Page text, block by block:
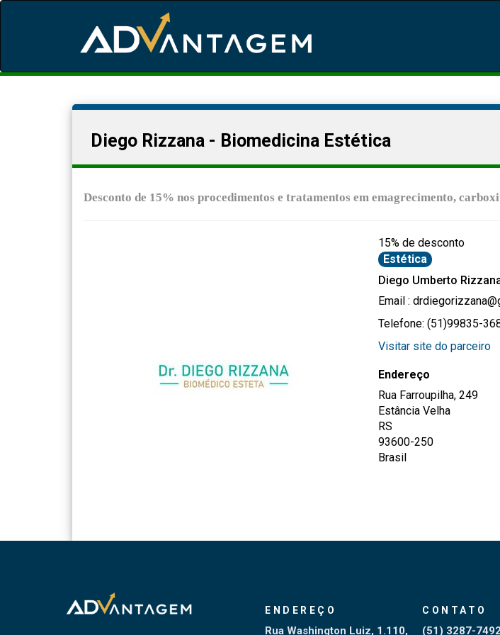
Diego Rizzana - Biomedicina Estética
Desconto de 15% nos procedimentos e tratamentos em emagrecimento,
15% de desconto
Estética
Diego Umberto
Email :
Telefone: (51)99835-
Visitar site do parceiro
Endereço
Rua Farroupilha, 249
Estância Velha
RS
93600-250
Brasil
ENDEREÇO
Rua Washington Luiz, 1.110,
CONTATO
(51) 3287-7492